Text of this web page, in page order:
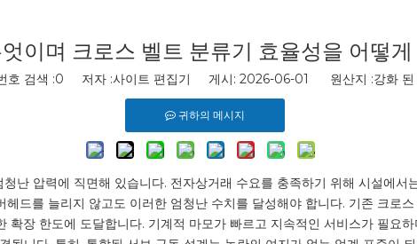
이며 크로스 벨트 분류기 효율성을 어떻
호 검색 :0 저자 :사이트 편집기 게시: 2026-06-01 원산지 :강화 된
귀하의 메시지
난 압력에 직면해 있습니다. 전자상거래 수요를 충족하기 위해 시설에
드를 늘리지 않고도 이러한 엄청난 수치를 달성해야 합니다. 기존 크로
장 한도에 도달합니다. 기계적 마모가 빠르고 지속적인 서비스가 필요